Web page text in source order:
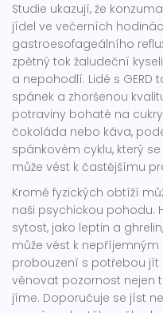
Studie ukazují, že
jídel ve večerních
gastroesofageálního
zpětný tok žaludeční
a nepohodlí. Lidé s
spánek a zhoršenou
potraviny bohaté na
čokoláda nebo káva,
spánkovém cyklu, který
může vést k častějšímu
Kromě fyzických obtíží
naši psychickou pohodu.
sytost, jako leptin a
může vést k
probouzení s potřebou jít
věnovat pozornost nejen
jíme. Doporučuje se jíst